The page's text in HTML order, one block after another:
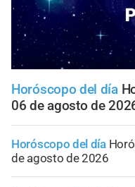
Horóscopo del día
06 de agosto de
Horóscopo del día
de agosto de 2026